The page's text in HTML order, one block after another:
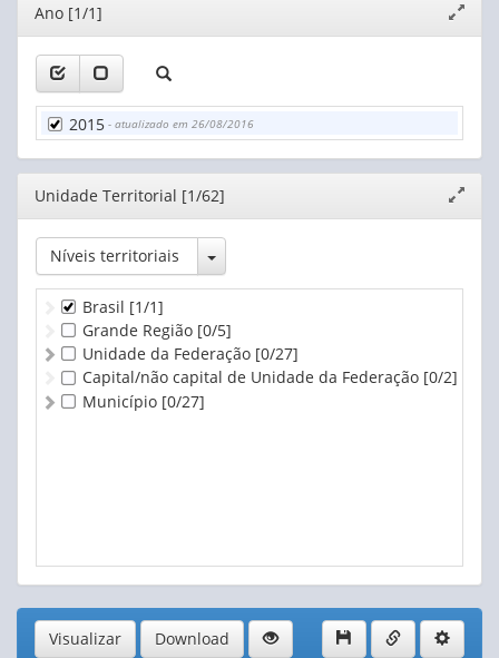
Editor
janela
Ano [1/1]
2015 - atualizado em 26/08/2016
Editor
janela
Unidade Territorial [1/62]
Níveis territoriais Toggle Dropdown
Brasil [1/1]
Grande Região [0/5]
Unidade da Federação [0/27]
Capital/não capital de Unidade da Federação [0/2]
Município [0/27]
Visualizar Download